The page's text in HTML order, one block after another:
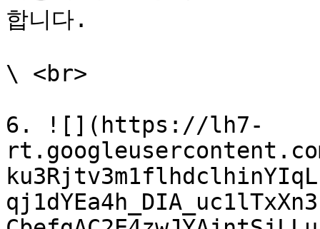
합니다.
\ <br>
6. ![](https://lh7-